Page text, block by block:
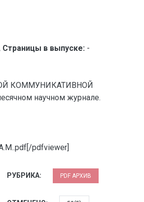
Страницы в выпуске: -
КОММУНИКАТИВНОЙ
научном журнале.
pdfviewer]
РУБРИКА: PDF АРХИВ